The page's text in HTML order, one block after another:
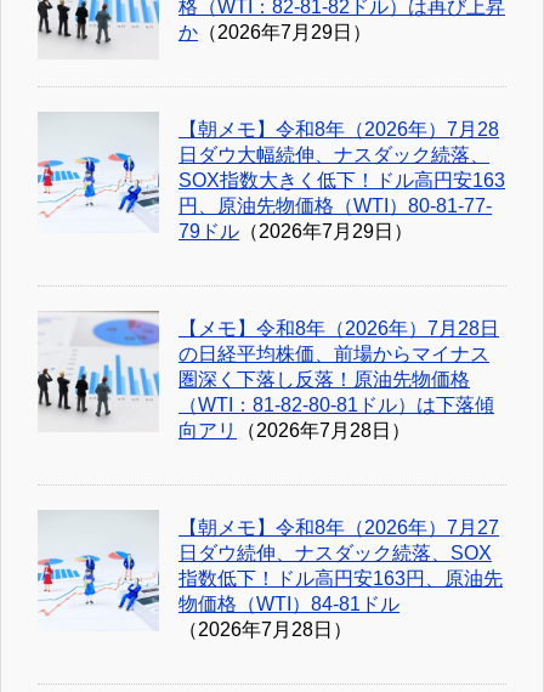
格（WTI：82-81-82ドル）は再び上昇
か （2026年7月29日）
【朝メモ】令和8年（2026年）7月28
日ダウ大幅続伸、ナスダック続落、
SOX指数大きく低下！ドル高円安163
円、原油先物価格（WTI）80-81-77-
79ドル （2026年7月29日）
【メモ】令和8年（2026年）7月28日
の日経平均株価、前場からマイナス
圏深く下落し反落！原油先物価格
（WTI：81-82-80-81ドル）は下落傾
向アリ
（2026年7月28日）
【朝メモ】令和8年（2026年）7月27
日ダウ続伸、ナスダック続落、SOX
指数低下！ドル高円安163円、原油先
物価格（WTI）84-81ドル
（2026年7月28日）